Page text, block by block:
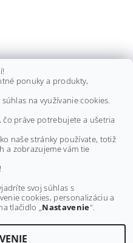
ZAISŤOVACIE PÁSKY
položke.
ponuky a produkty,
na využívanie cookies.
práve potrebujete a ušetria
naše stránky používate, totiž
a zobrazujeme vám tie
svoj súhlas s
cookies, personalizáciu a
tlačidlo „Nastavenie".